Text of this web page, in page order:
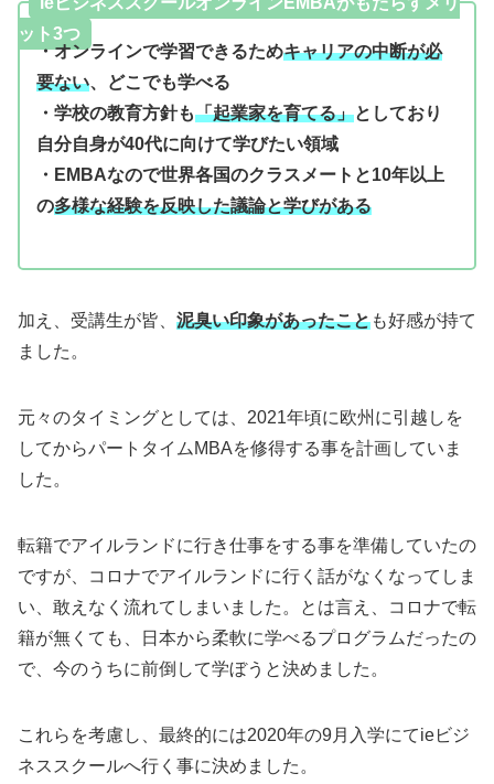
ット3つ
・オンラインで学習できるためキャリアの中断が必
要ない、どこでも学べる
・学校の教育方針も「起業家を育てる」としており
自分自身が40代に向けて学びたい領域
・EMBAなので世界各国のクラスメートと10年以上
の多様な経験を反映した議論と学びがある
加え、受講生が皆、 泥臭い印象があったことも好感が持て
ました。
元々のタイミングとしては、2021年頃に欧州に引越しを
してからパートタイムMBAを修得する事を計画していま
した。
転籍でアイルランドに行き仕事をする事を準備していたの
ですが、コロナでアイルランドに行く話がなくなってしま
い、敢えなく流れてしまいました。とは言え、コロナで転
籍が無くても、日本から柔軟に学べるプログラムだったの
で、今のうちに前倒して学ぼうと決めました。
これらを考慮し、最終的には2020年の9月入学にてieビジ
ネススクールへ行く事に決めました。